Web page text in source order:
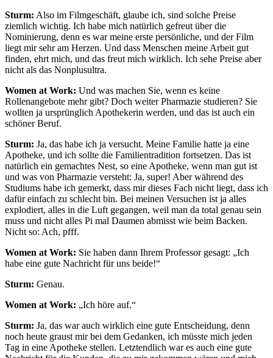
Sturm: Also im Filmgeschäft, glaube ich, sind solche Preise
ziemlich wichtig. Ich habe mich natürlich gefreut über die
Nominierung, denn es war meine erste persönliche, und der Film
liegt mir sehr am Herzen. Und dass Menschen meine Arbeit gut
finden, ehrt mich, und das freut mich wirklich. Ich sehe Preise aber
nicht als das Nonplusultra.
Women at Work: Und was machen Sie, wenn es keine
Rollenangebote mehr gibt? Doch weiter Pharmazie studieren? Sie
wollten ja ursprünglich Apothekerin werden, und das ist auch ein
schöner Beruf.
Sturm: Ja, das habe ich ja versucht. Meine Familie hatte ja eine
Apotheke, und ich sollte die Familientradition fortsetzen. Das ist
natürlich ein gemachtes Nest, so eine Apotheke, wenn man gut ist
und was von Pharmazie versteht: Ja, super! Aber während des
Studiums habe ich gemerkt, dass mir dieses Fach nicht liegt, dass ich
dafür einfach zu schlecht bin. Bei meinen Versuchen ist ja alles
explodiert, alles in die Luft gegangen, weil man da total genau sein
muss und nicht alles Pi mal Daumen abmisst wie beim Backen.
Nicht so: Ach, pfff.
Women at Work: Sie haben dann Ihrem Professor gesagt: „Ich
habe eine gute Nachricht für uns beide!“
Sturm: Genau.
Women at Work: „Ich höre auf.“
Sturm: Ja, das war auch wirklich eine gute Entscheidung, denn
noch heute graust mir bei dem Gedanken, ich müsste mich jeden
Tag in eine Apotheke stellen. Letztendlich war es auch eine gute